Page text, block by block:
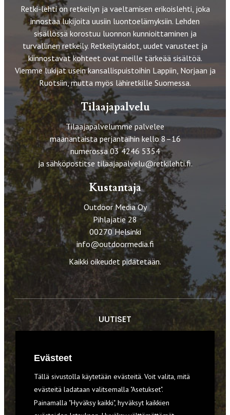
Retki-lehti on retkeilyn ja vaeltamisen erikoislehti, joka
innostaa lukijoita uusiin luontoelämyksiin. Lehden
sisällössä korostuu luonnon kunnioittaminen ja
turvallinen retkeily. Retkeilytaidot, uudet varusteet ja
kiinnostavat kohteet ovat meille tärkeää sisältöä.
Viemme lukijat usein kansallispuistoihin Lappiin, Norjaan ja
Ruotsiin, mutta myös lähiretkille Suomessa.
Tilaajapalvelu
Tilaajapalvelumme palvelee
maanantaista perjantaihin kello 8–16
numerossa 03 4246 5354
ja sähköpostitse tilaajapalvelu@retkilehti.fi.
Kustantaja
Outdoor Media Oy
Pihlajatie 28
00270 Helsinki
info@outdoormedia.fi
Kaikki oikeudet pidätetään.
UUTISET
VARUSTEET
Evästeet
Tällä sivustolla käytetään evästeitä. Voit valita, mitä
evästeitä ladataan valitsemalla "Asetukset".
Painamalla "Hyväksy kaikki", hyväksyt kaikkien